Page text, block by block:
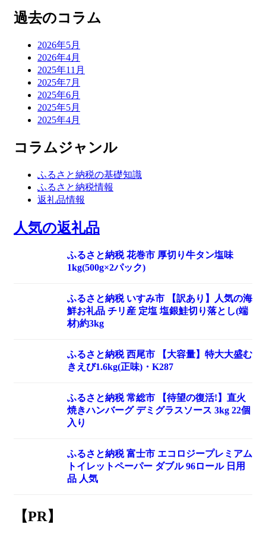
過去のコラム
2026年5月
2026年4月
2025年11月
2025年7月
2025年6月
2025年5月
2025年4月
コラムジャンル
ふるさと納税の基礎知識
ふるさと納税情報
返礼品情報
人気の返礼品
ふるさと納税 花巻市 厚切り牛タン塩味
1kg(500g×2パック)
ふるさと納税 いすみ市 【訳あり】人気の海
鮮お礼品 チリ産 定塩 塩銀鮭切り落とし(端
材)約3kg
ふるさと納税 西尾市 【大容量】特大大盛む
きえび1.6kg(正味)・K287
ふるさと納税 常総市 【待望の復活!】直火
焼きハンバーグ デミグラスソース 3kg 22個
入り
ふるさと納税 富士市 エコロジープレミアム
トイレットペーパー ダブル 96ロール 日用
品 人気
【PR】